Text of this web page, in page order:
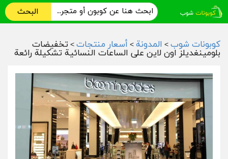
البحث
كوبونات شوب > المدونة > أسعار منتجات > تخفيضات
بلومينغديلز اون لاين على الساعات النسائية تشكيلة رائعة